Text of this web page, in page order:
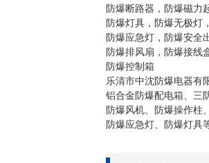
防爆断路器，防爆磁力
防爆灯具，防爆无极灯
防爆应急灯，防爆安全
防爆排风扇，防爆接线
防爆控制箱
乐清市中沈防爆电器有
铝合金防爆配电箱、三
防爆风机、防爆操作柱
防爆应急灯、防爆灯具